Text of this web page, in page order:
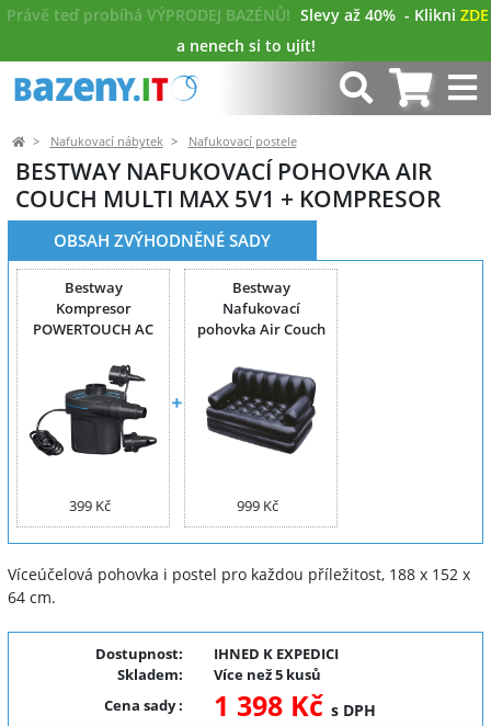
Právě teď probíhá VÝPRODEJ BAZÉNŮ! Slevy až 40% - Klikni ZDE
a nenech si to ujít!
Nafukovací nábytek Nafukovací postele
BESTWAY NAFUKOVACÍ POHOVKA AIR
COUCH MULTI MAX 5V1 + KOMPRESOR
OBSAH ZVÝHODNĚNÉ SADY
Bestway
Kompresor
POWERTOUCH AC
399 Kč
Bestway
Nafukovací
pohovka Air Couch
999 Kč
Víceúčelová pohovka i postel pro každou příležitost, 188 x 152 x
64 cm.
Dostupnost:
IHNED K EXPEDICI
Skladem:
Více než 5 kusů
Cena sady: 1 398 Kč s DPH